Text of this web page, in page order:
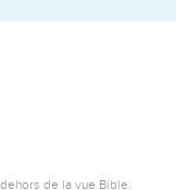
de la vue Bible.